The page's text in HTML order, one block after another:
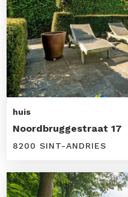
huis
Noordbruggestraat 17
8200 SINT-ANDRIES